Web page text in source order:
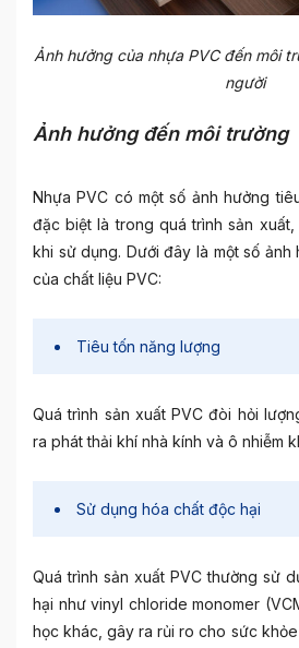
Ảnh hưởng của nhựa PVC đến môi
người
Ảnh hưởng đến môi trường
Nhựa PVC có một số ảnh hưởng
đặc biệt là trong quá trình sản
khi sử dụng. Dưới đây là một số ảnh
của chất liệu PVC:
Tiêu tốn năng lượng
Quá trình sản xuất PVC đòi hỏi
ra phát thải khí nhà kính và ô nhiễm
Sử dụng hóa chất độc hại
Quá trình sản xuất PVC thường sử
hại như vinyl chloride monomer
học khác, gây ra rủi ro cho sức